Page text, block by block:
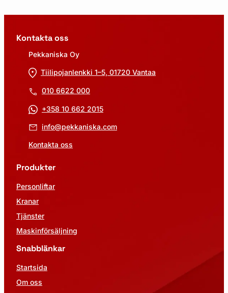
Kontakta oss
Pekkaniska Oy
Tiilipojanlenkki 1–5, 01720 Vantaa
010 6622 000
+358 10 662 2015
info@pekkaniska.com
Kontakta oss
Produkter
Personliftar
Kranar
Tjänster
Maskinförsäljning
Snabblänkar
Startsida
Om oss